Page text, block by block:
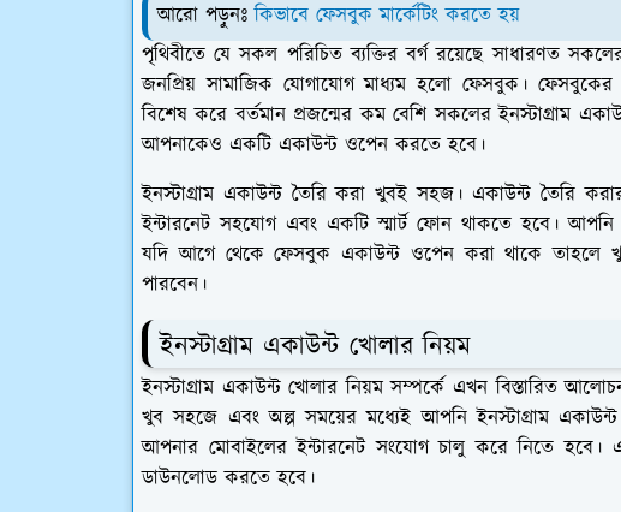
আরো পড়ুনঃকিভাবে ফেসবুক মার্কেটিং করতে হয়
পৃথিবীতে যে সকল পরিচিত ব্যক্তির বর্গ রয়েছে সাধারণত
জনপ্রিয় সামাজিক যোগাযোগ মাধ্যম হলো ফেসবুক। ফেসবুকের
বিশেষ করে বর্তমান প্রজন্মের কম বেশি সকলের ইনস্টাগ্রাম
আপনাকেও একটি একাউন্ট ওপেন করতে হবে।
ইনস্টাগ্রাম একাউন্ট তৈরি করা খুবই সহজ। একাউন্ট তৈরি
ইন্টারনেট সহযোগ এবং একটি স্মার্ট ফোন থাকতে হবে।
যদি আগে থেকে ফেসবুক একাউন্ট ওপেন করা থাকে
পারবেন।
ইনস্টাগ্রাম একাউন্ট খোলার নিয়ম
ইনস্টাগ্রাম একাউন্ট খোলার নিয়ম সম্পর্কে এখন বিস্তারিত
খুব সহজে এবং অল্প সময়ের মধ্যেই আপনি ইনস্টাগ্রাম
আপনার মোবাইলের ইন্টারনেট সংযোগ চালু করে নিতে হবে।
ডাউনলোড করতে হবে।